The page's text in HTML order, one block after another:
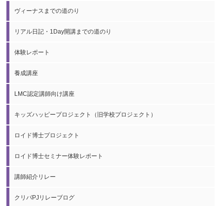
ヴィーナスまでの道のり
リアル日記・1Day開講までの道のり
体験レポート
養成講座
LMC認定講師向け講座
キッズハッピープロジェクト（旧学校プロジェクト）
ロイド博士プロジェクト
ロイド博士セミナー体験レポート
講師紹介リレー
クリパPJリレーブログ